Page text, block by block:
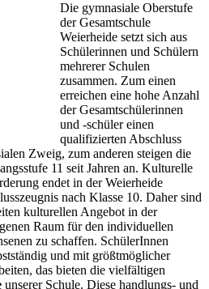
Die gymnasiale Oberstufe
der Gesamtschule
Weierheide setzt sich aus
Schülerinnen und Schülern
meh­rerer Schulen
zusammen. Zum einen
erreichen eine hohe Anzahl
der Gesamtschülerinnen
und -schüler einen
qualifizierten Abschluss
Zweig, zum anderen steigen die
11 seit Jahren an. Kulturelle
endet in der Weierheide
nach Klasse 10. Daher sind
kulturellen Angebot in der
Raum für den individuellen
zu schaffen. SchülerInnen
und mit größtmöglicher
das bieten die vielfältigen
unserer Schule. Diese handlungs- und